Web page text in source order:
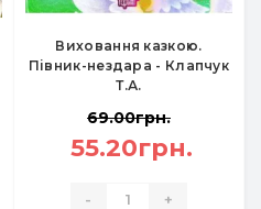
Виховання казкою.
Півник-нездара - Клапчук
Т.А.
69.00грн.
55.20грн.
- +